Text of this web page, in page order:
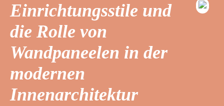
Einrichtungsstile und
die Rolle von
Wandpaneelen in der
modernen
Innenarchitektur